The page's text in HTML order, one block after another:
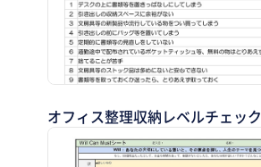
オフィス整理収納レベルチェック